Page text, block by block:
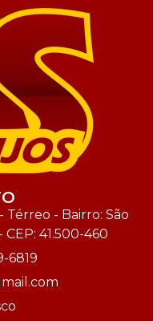
- Bairro: São
41.500-460
6819